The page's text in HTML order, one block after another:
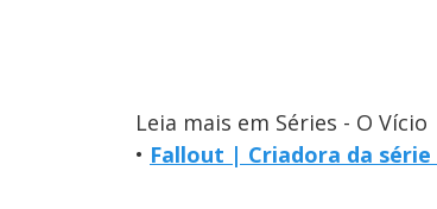
Leia mais em Séries - O Vício
• Fallout | Criadora da